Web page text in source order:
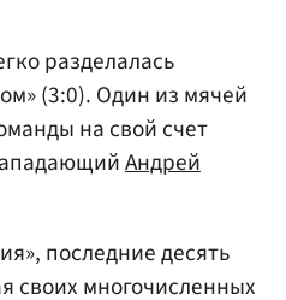
разделалась
(3:0). Один из мячей
на свой счет
Андрей
последние десять
своих многочисленных